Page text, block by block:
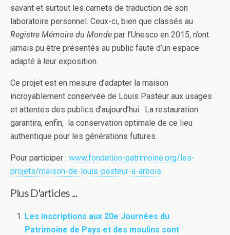
savant et surtout les carnets de traduction de son
laboratoire personnel. Ceux-ci, bien que classés au
Registre Mémoire du Monde par l’Unesco en 2015, n’ont
jamais pu être présentés au public faute d’un espace
adapté à leur exposition.
Ce projet est en mesure d’adapter la maison
incroyablement conservée de Louis Pasteur aux usages
et attentes des publics d’aujourd’hui. La restauration
garantira, enfin, la conservation optimale de ce lieu
authentique pour les générations futures.
Pour participer : www.fondation-patrimoine.org/les-
projets/maison-de-louis-pasteur-a-arbois
Plus D'articles ...
Les inscriptions aux 20e Journées du
Patrimoine de Pays et des moulins sont